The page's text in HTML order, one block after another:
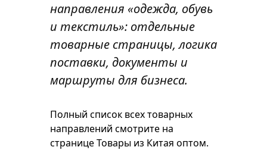
направления «одежда, обувь
и текстиль»: отдельные
товарные страницы, логика
поставки, документы и
маршруты для бизнеса.
Полный список всех товарных
направлений смотрите на
страницеТовары из Китая оптом.